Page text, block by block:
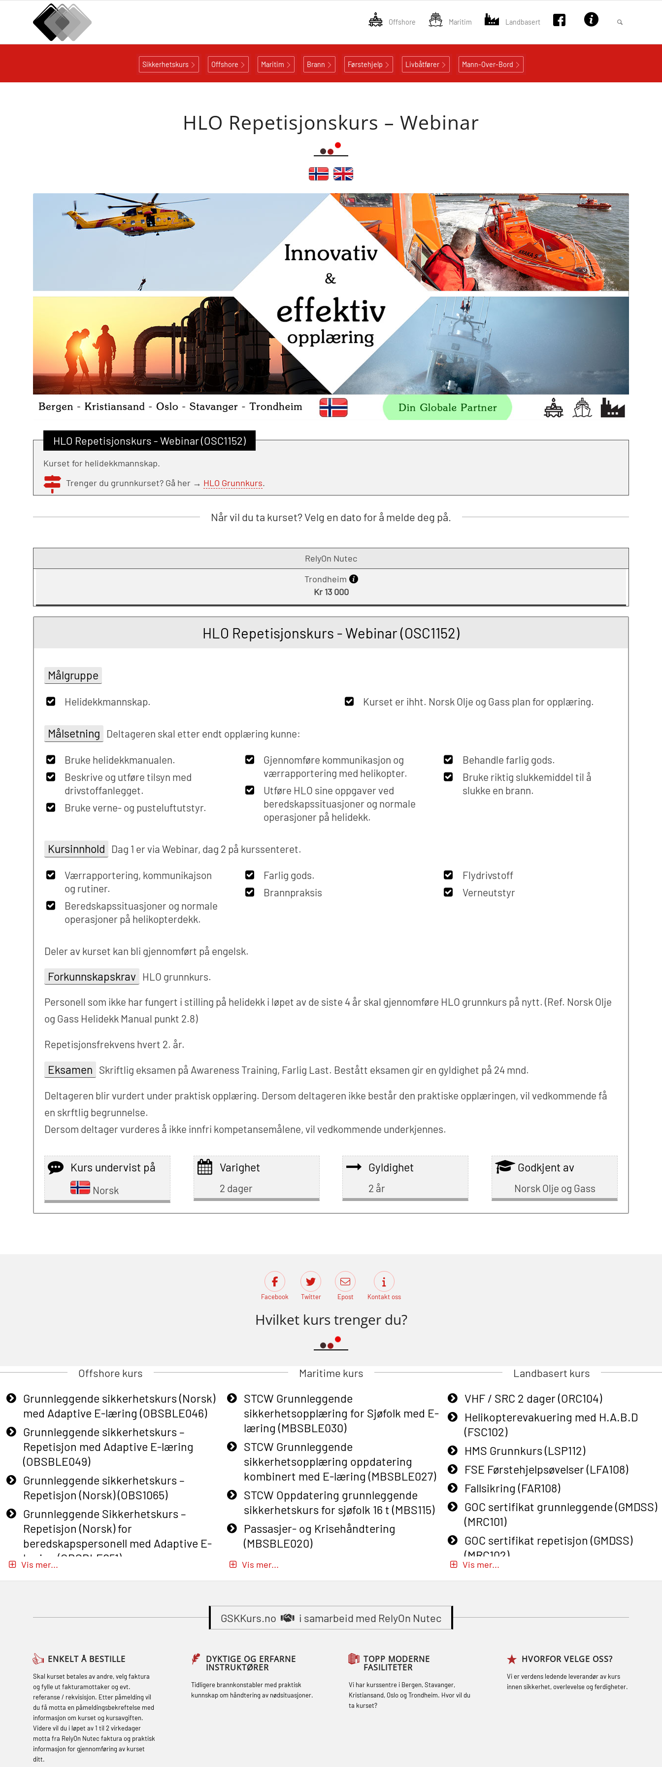
Offshore Maritim Landbasert
Sikkerhetskurs Offshore Maritim Brann Førstehjelp Livbåtfører Mann-Over-Bord
HLO Repetisjonskurs – Webinar
HLO Repetisjonskurs - Webinar (OSC1152)
Kurset for helidekkmannskap.
Trenger du grunnkurset? Gå her → HLO Grunnkurs.
Når vil du ta kurset? Velg en dato for å melde deg på.
RelyOn Nutec
Trondheim
Kr 13 000
HLO Repetisjonskurs - Webinar (OSC1152)
Målgruppe
Helidekkmannskap. Kurset er ihht. Norsk Olje og Gass plan for opplæring.
Målsetning Deltageren skal etter endt opplæring kunne:
Bruke helidekkmanualen.
Beskrive og utføre tilsyn med
drivstoffanlegget.
Bruke verne- og pusteluftutstyr.
Gjennomføre kommunikasjon og
værrapportering med helikopter.
Utføre HLO sine oppgaver ved
beredskapssituasjoner og normale
operasjoner på helidekk.
Behandle farlig gods.
Bruke riktig slukkemiddel til å
slukke en brann.
Kursinnhold Dag 1 er via Webinar, dag 2 på kurssenteret.
Værrapportering, kommunikajson
og rutiner.
Beredskapssituasjoner og normale
operasjoner på helikopterdekk.
Farlig gods.
Brannpraksis
Flydrivstoff
Verneutstyr
Deler av kurset kan bli gjennomført på engelsk.
Forkunnskapskrav HLO grunnkurs.
Personell som ikke har fungert i stilling på helidekk i løpet av de siste 4 år skal gjennomføre HLO grunnkurs på nytt. (Ref. Norsk Olje
og Gass Helidekk Manual punkt 2.8)
Repetisjonsfrekvens hvert 2. år.
Eksamen Skriftlig eksamen på Awareness Training, Farlig Last. Bestått eksamen gir en gyldighet på 24 mnd.
Deltageren blir vurdert under praktisk opplæring. Dersom deltageren ikke består den praktiske opplæringen, vil vedkommende få
en skrftlig begrunnelse.
Dersom deltager vurderes å ikke innfri kompetansemålene, vil vedkommende underkjennes.
Kurs undervist på
Norsk
Varighet
2 dager
Gyldighet
2 år
Godkjent av
Norsk Olje og Gass
Facebook Twitter Epost Kontakt oss
Hvilket kurs trenger du?
Offshore kurs
Grunnleggende sikkerhetskurs (Norsk)
med Adaptive E-læring (OBSBLE046)
Grunnleggende sikkerhetskurs –
Repetisjon med Adaptive E-læring
(OBSBLE049)
Grunnleggende sikkerhetskurs –
Repetisjon (Norsk) (OBS1065)
Grunnleggende Sikkerhetskurs –
Repetisjon (Norsk) for
beredskapspersonell med Adaptive E-
læring (OBSBLE051)
Basic Safety Training – Refresher
Course (English) (OBS1063)
Basic Safety Training – Refresher
Course (English) for emergency
response personnel with Adaptive E-
learning (OBSBLE050)
Helikopterevakuering inkl pustelunge
Vis mer...
Maritime kurs
STCW Grunnleggende
sikkerhetsopplæring for Sjøfolk med E-
læring (MBSBLE030)
STCW Grunnleggende
sikkerhetsopplæring oppdatering
kombinert med E-læring (MBSBLE027)
STCW Oppdatering grunnleggende
sikkerhetskurs for sjøfolk 16 t (MBS115)
Passasjer- og Krisehåndtering
(MBSBLE020)
Passasjer- og Krisehåndtering
sikkerhetsopplæring for fiskere
(MBSBLE031)
sikkerhetsopplæring for fiskere
oppdatering (MBSBLE032)
STCW Sikkerhetsopplæring for mindre
Vis mer...
Landbasert kurs
VHF / SRC 2 dager (ORC104)
Helikopterevakuering med H.A.B.D
(FSC102)
HMS Grunnkurs (LSP112)
FSE Førstehjelpsøvelser (LFA108)
Fallsikring (FAR108)
GOC sertifikat grunnleggende (GMDSS)
(MRC101)
GOC sertifikat repetisjon (GMDSS)
(MRC102)
Grunnkurs Røykdykking Industrivern
Helikopterevakuering med HABD, inkl.
Vis mer...
GSKKurs.no i samarbeid med RelyOn Nutec
ENKELT Å BESTILLE
Skal kurset betales av andre, velg faktura
og fylle ut fakturamottaker og evt.
referanse / rekvisisjon. Etter påmelding vil
du få motta en påmeldingsbekreftelse med
informasjon om kurset og kursavgiften.
Videre vil du i løpet av 1 til 2 virkedager
motta fra RelyOn Nutec faktura og praktisk
informasjon for gjennomføring av kurset
ditt.
DYKTIGE OG ERFARNE
INSTRUKTØRER
Tidligere brannkonstabler med praktisk
kunnskap om håndtering av nødsituasjoner.
TOPP MODERNE
FASILITETER
Vi har kurssentre i Bergen, Stavanger,
Kristiansand, Oslo og Trondheim. Hvor vil du
ta kurset?
HVORFOR VELGE OSS?
Vi er verdens ledende leverandør av kurs
innen sikkerhet, overlevelse og ferdigheter.